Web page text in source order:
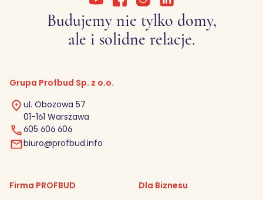
Budujemy nie tylko domy,
ale i solidne relacje.
Grupa Profbud Sp. z o.o.
ul. Obozowa 57
01-161 Warszawa
605 606 606
biuro@profbud.info
Firma PROFBUD
Dla Biznesu